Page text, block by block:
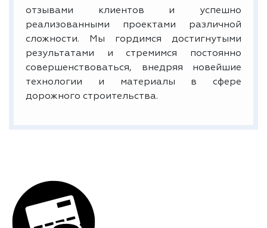
отзывами клиентов и успешно
реализованными проектами различной
сложности. Мы гордимся достигнутыми
результатами и стремимся постоянно
совершенствоваться, внедряя новейшие
технологии и материалы в сфере
дорожного строительства.